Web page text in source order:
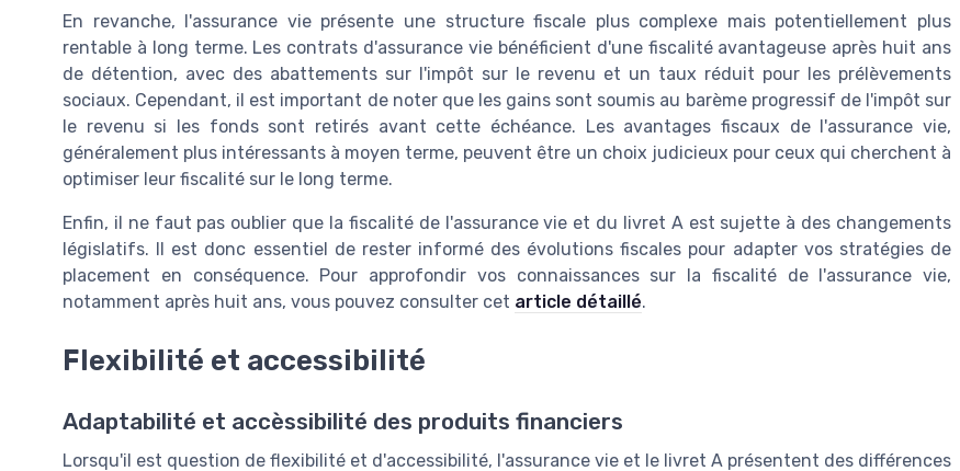
En revanche, l'assurance vie présente une structure fiscale plus complexe mais potentiellement plus
rentable à long terme. Les contrats d'assurance vie bénéficient d'une fiscalité avantageuse après huit ans
de détention, avec des abattements sur l'impôt sur le revenu et un taux réduit pour les prélèvements
sociaux. Cependant, il est important de noter que les gains sont soumis au barème progressif de l'impôt sur
le revenu si les fonds sont retirés avant cette échéance. Les avantages fiscaux de l'assurance vie,
généralement plus intéressants à moyen terme, peuvent être un choix judicieux pour ceux qui cherchent à
optimiser leur fiscalité sur le long terme.
Enfin, il ne faut pas oublier que la fiscalité de l'assurance vie et du livret A est sujette à des changements
législatifs. Il est donc essentiel de rester informé des évolutions fiscales pour adapter vos stratégies de
placement en conséquence. Pour approfondir vos connaissances sur la fiscalité de l'assurance vie,
notamment après huit ans, vous pouvez consulter cet article détaillé.
Flexibilité et accessibilité
Adaptabilité et accèssibilité des produits financiers
Lorsqu'il est question de flexibilité et d'accessibilité, l'assurance vie et le livret A présentent des différences